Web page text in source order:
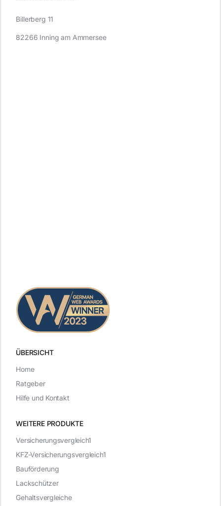
ÜBERSICHT
WEITERE PRODUKTE
Billerberg 11
82266 Inning am Ammersee
Versicherungsvergleich1
KFZ-Versicherungsvergleich1
Bauförderung
Lackschützer
Gehaltsvergleiche
Home
Ratgeber
Hilfe und Kontakt